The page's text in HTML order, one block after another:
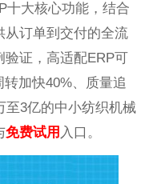
十大核心功能，结合
从订单到交付的全流
证，高适配ERP可
加快40%、质量追
至3亿的中小纺织机械
免费试用 入口。